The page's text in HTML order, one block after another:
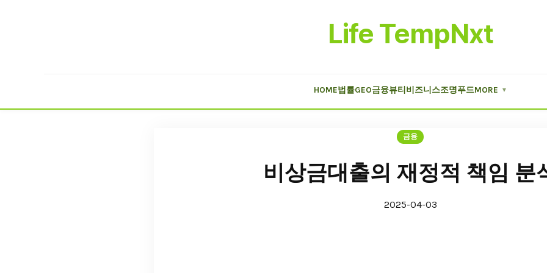
Life TempNxt
HOME법률GEO금융뷰티 비즈니스조명푸드MORE ▼
금융
비상금대출의 재정적 책임 분
2025-04-03